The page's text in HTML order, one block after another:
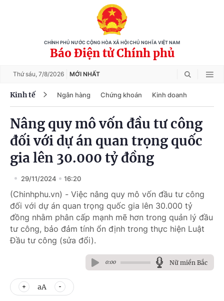
CHÍNH PHỦ NƯỚC CỘNG HÒA XÃ HỘI CHỦ NGHĨA VIỆT NAM
Báo Điện tử Chính phủ
Thứ sáu, 7/8/2026 MỚI NHẤT
Kinh tế Ngân hàng Chứng khoán Kinh doanh
Nâng quy mô vốn đầu tư công
đối với dự án quan trọng quốc
gia lên 30.000 tỷ đồng
29/11/2024 16:20
(Chinhphu.vn) - Việc nâng quy mô vốn đầu tư công
đối với dự án quan trọng quốc gia lên 30.000 tỷ
đồng nhằm phân cấp mạnh mẽ hơn trong quản lý đầu
tư công, bảo đảm tính ổn định trong thực hiện Luật
Đầu tư công (sửa đổi).
0:00 Nữ miền Bắc
aA